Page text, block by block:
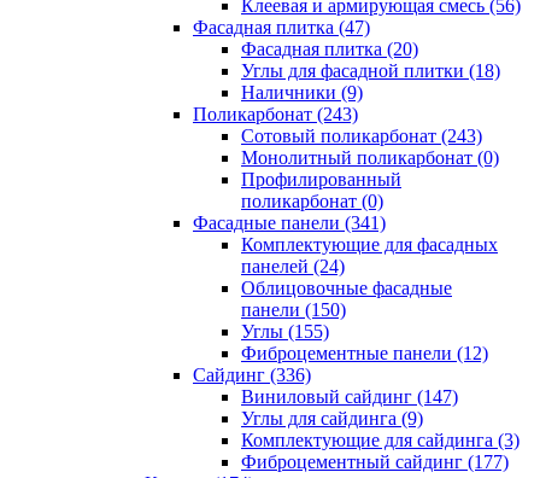
Клеевая и армирующая смесь (56)
Фасадная плитка (47)
Фасадная плитка (20)
Углы для фасадной плитки (18)
Наличники (9)
Поликарбонат (243)
Сотовый поликарбонат (243)
Монолитный поликарбонат (0)
Профилированный
поликарбонат (0)
Фасадные панели (341)
Комплектующие для фасадных
панелей (24)
Облицовочные фасадные
панели (150)
Углы (155)
Фиброцементные панели (12)
Сайдинг (336)
Виниловый сайдинг (147)
Углы для сайдинга (9)
Комплектующие для сайдинга (3)
Фиброцементный сайдинг (177)